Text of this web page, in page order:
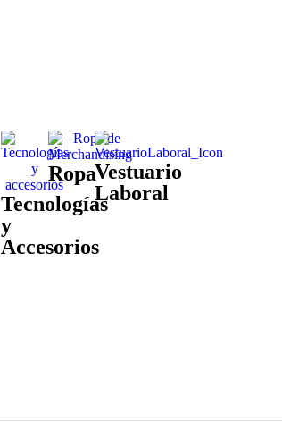
Tecnologías
y
Accesorios
RopaVestuario
Laboral